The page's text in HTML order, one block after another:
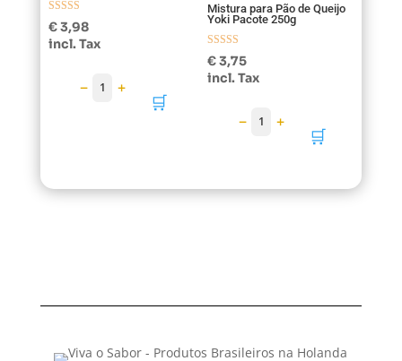
Avaliação
5.00
de 5
€3,98
incl. Tax
− 1 +
🛒
Mistura para Pão de Queijo
Yoki Pacote 250g
Avaliação
5.00
de 5
€3,75
incl. Tax
− 1 +
🛒